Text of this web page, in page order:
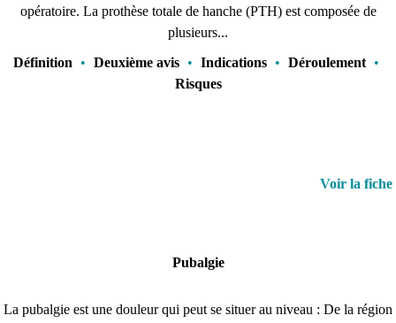
opératoire. La prothèse totale de hanche (PTH) est composée de
plusieurs...
Définition
• Deuxième avis • Indications • Déroulement
•
Risques
Voir la fiche
Pubalgie
La pubalgie est une douleur qui peut se situer au niveau : De la région